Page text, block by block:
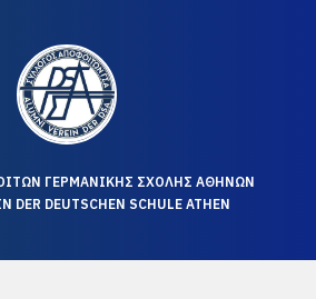
ΓΕΡΜΑΝΙΚΗΣ ΣΧΟΛΗΣ ΑΘΗΝΩΝ
DER DEUTSCHEN SCHULE ATHEN